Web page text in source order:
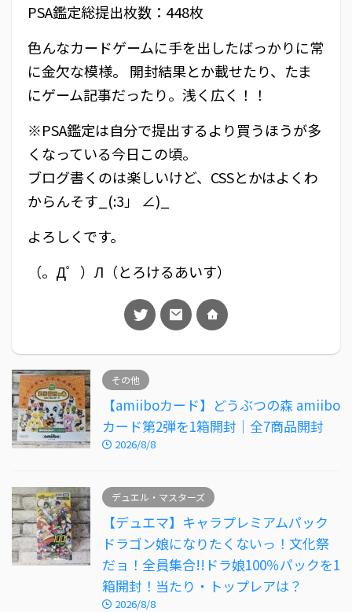
PSA鑑定総提出枚数：448枚
色んなカードゲームに手を出したばっかりに常
に金欠な模様。 開封結果とか載せたり、たま
にゲーム記事だったり。浅く広く！！
※PSA鑑定は自分で提出するより買うほうが多
くなっている今日この頃。
ブログ書くのは楽しいけど、CSSとかはよくわ
からんそす_(:3」 ∠)_
よろしくです。
（。Д゜）Л（とろけるあいす）
その他
【amiiboカード】どうぶつの森 amiibo
カード第2弾を1箱開封｜全7商品開封
2026/8/8
デュエル・マスターズ
【デュエマ】キャラプレミアムパック
ドラゴン娘になりたくないっ！文化祭
だョ！全員集合!!ドラ娘100％パックを1
箱開封！当たり・トップレアは？
2026/8/8